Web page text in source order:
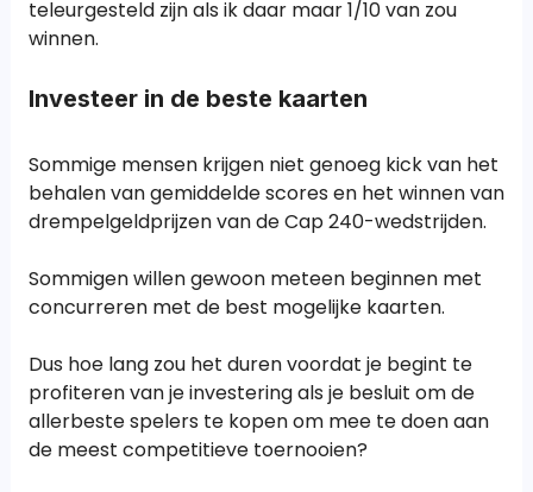
teleurgesteld zijn als ik daar maar 1/10 van zou
winnen.
Investeer in de beste kaarten
Sommige mensen krijgen niet genoeg kick van het
behalen van gemiddelde scores en het winnen van
drempelgeldprijzen van de Cap 240-wedstrijden.
Sommigen willen gewoon meteen beginnen met
concurreren met de best mogelijke kaarten.
Dus hoe lang zou het duren voordat je begint te
profiteren van je investering als je besluit om de
allerbeste spelers te kopen om mee te doen aan
de meest competitieve toernooien?